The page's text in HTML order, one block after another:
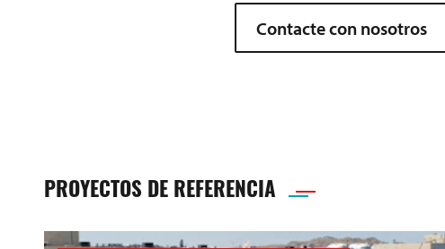
Contacte con nosotros
PROYECTOS DE REFERENCIA